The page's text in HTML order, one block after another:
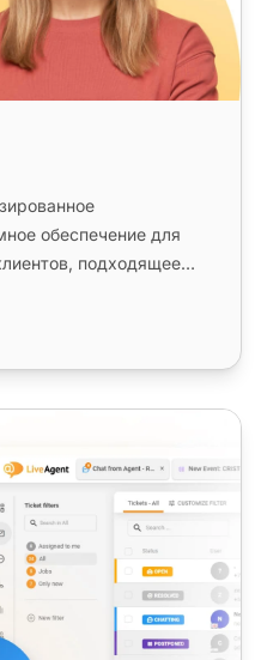
обеспечение для
подходящее